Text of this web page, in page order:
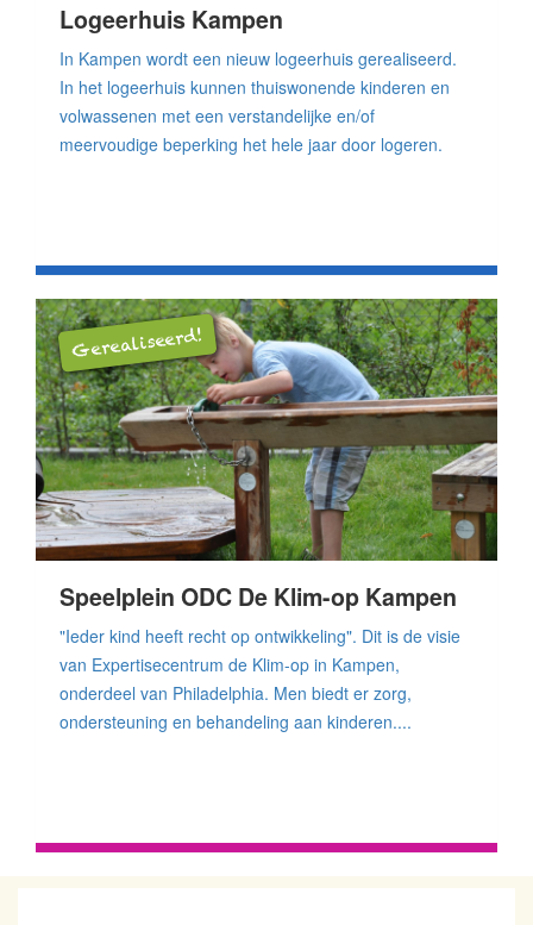
Logeerhuis Kampen
In Kampen wordt een nieuw logeerhuis gerealiseerd.
In het logeerhuis kunnen thuiswonende kinderen en
volwassenen met een verstandelijke en/of
meervoudige beperking het hele jaar door logeren.
Gerealiseerd!
Speelplein ODC De Klim-op Kampen
"Ieder kind heeft recht op ontwikkeling". Dit is de visie
van Expertisecentrum de Klim-op in Kampen,
onderdeel van Philadelphia. Men biedt er zorg,
ondersteuning en behandeling aan kinderen....